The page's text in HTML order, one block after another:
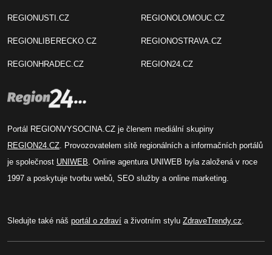
REGIONUSTI.CZ
REGIONLIBERECKO.CZ
REGIONHRADEC.CZ
REGIONOLOMOUC.CZ
REGIONOSTRAVA.CZ
REGION24.CZ
Portál REGIONVYSOCINA.CZ je členem mediální skupiny
REGION24.CZ . Provozovatelem sítě regionálních a informačních portálů
je společnost UNIWEB . Online agentura UNIWEB byla založená v roce
1997 a poskytuje tvorbu webů, SEO služby a online marketing.
Sledujte také náš portál o zdraví a životním stylu ZdraveTrendy.cz